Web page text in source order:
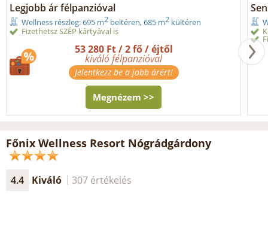
Legjobb ár félpanzióval
Wellness részleg: 695 m2 beltéren, 685 m2 kültéren
Fizethetsz SZÉP kártyával is
53 280 Ft / 2 fő / éjtől
kiváló félpanzióval
Jelentkezz be a jobb árért!
Megnézem >>
Főnix Wellness Resort Nógrádgárdony
4.4 Kiváló 307 értékelés